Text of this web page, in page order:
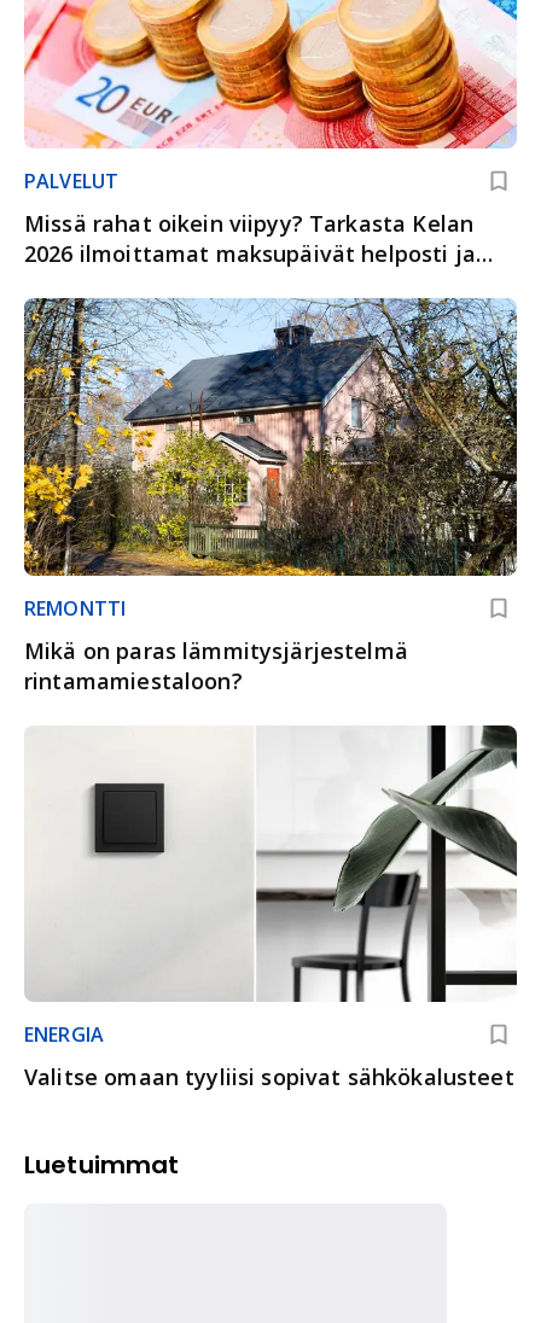
PALVELUT
Missä rahat oikein viipyy? Tarkasta Kelan
2026 ilmoittamat maksupäivät helposti ja
REMONTTI
Mikä on paras lämmitysjärjestelmä
rintamamiestaloon?
ENERGIA
Valitse omaan tyyliisi sopivat sähkökalusteet
Luetuimmat